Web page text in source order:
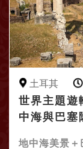
土耳其
世界主題遊
中海與巴塞
地中海美景＋